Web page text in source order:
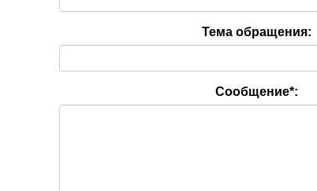
Тема обращения:
Сообщение*: